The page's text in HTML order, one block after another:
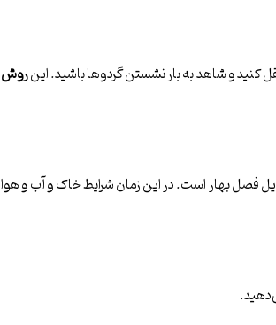
روش
فصل بهار است. در این زمان شرایط خاک و آب و هوا